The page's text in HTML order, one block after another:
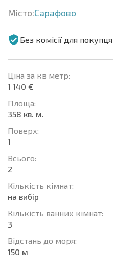
Місто:Сарафово
Без комісії для покупця
Ціна за кв метр:
1 140 €
Площа:
358 кв. м.
Поверх:
1
Всього:
2
Кількість кімнат:
на вибір
Кількість ванних кімнат:
3
Відстань до моря:
150 м